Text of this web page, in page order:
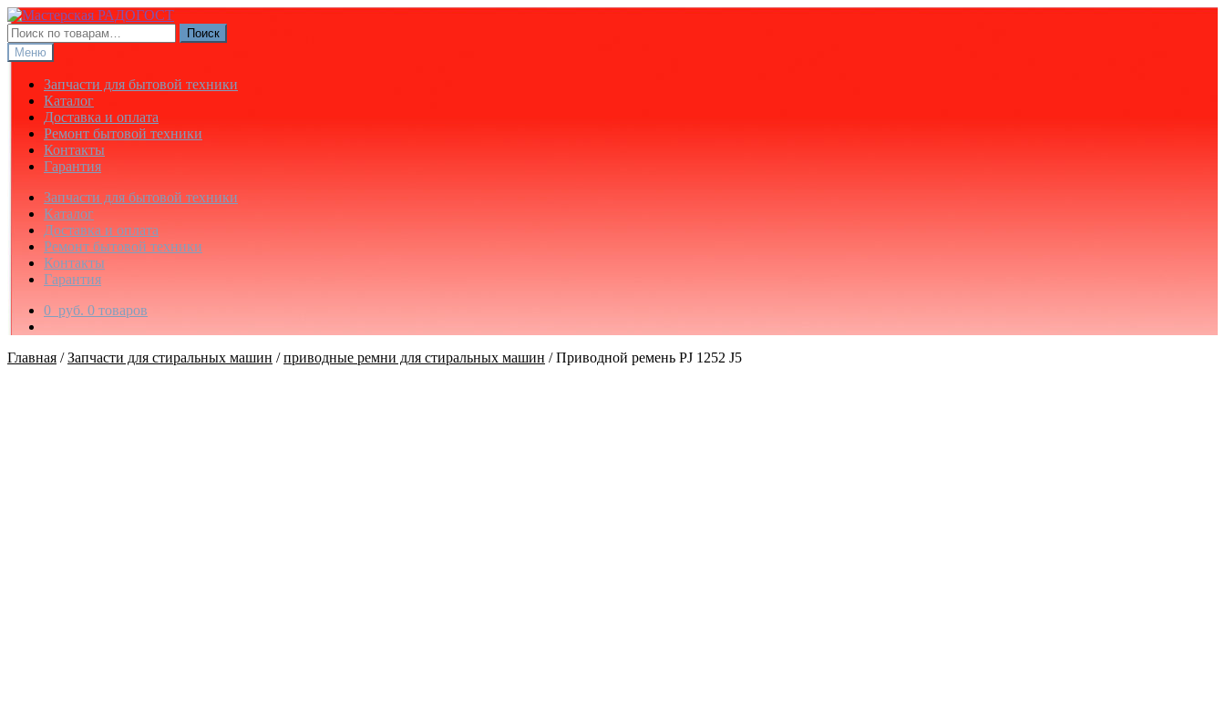
Перейти
к
навигации
Перейти
к
содержимому
Искать:
Поиск
Меню
Запчасти для бытовой техники
Каталог
Доставка и оплата
Ремонт бытовой техники
Контакты
Гарантия
Запчасти для бытовой техники
Каталог
Доставка и оплата
Ремонт бытовой техники
Контакты
Гарантия
0 руб. 0 товаров
Главная /Запчасти для стиральных машин /приводные ремни для стиральных машин /Приводной ремень PJ 1252 J5